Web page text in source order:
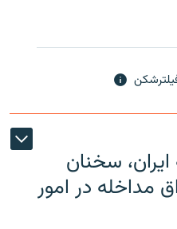
سخنان
مداخله در امور